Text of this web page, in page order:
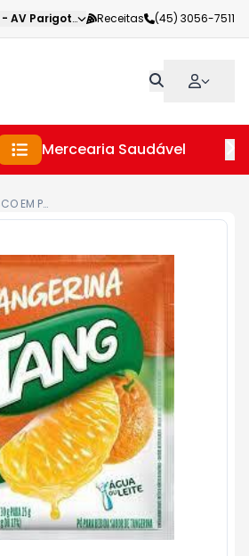
- AV Parigot de Souza,Toledo-PR
Receitas (45) 3056-7511
Mercearia Saudável
REFRESCO EM PÓ TANG TANGERINA 25GR